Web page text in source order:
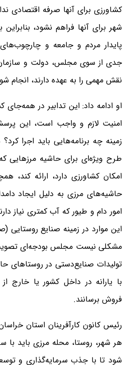
کشاورزی برای آنها صرفه اقتصادی
شهر برای آنها فراهم نشود،
پایدار مردم و جامعه و
جدی از سوی مجلس، دولت و
نقش مهمی را به عهده دارند، انجام
او ادامه داد: این تدابیر در
امنیت لازم و واجب است، این
زمینه چه برنامه‌هایی باید اجرا
طرح ویژه‌ای برای حاشیه مرزهایی
امکان کشاورزی دارد، ارائه کند،
حاشیه‌های مرزی به دلیل ایجاد
امور دام و طیور که آب کمتری نیاز
این موارد در زمینه صنایع روستایی
مشکلی نیست مجلس بودجه‌ای
تولیدات صنایع‌دستی در روستاهای
با یارانه در داخل کشور یا خارج
فروش برسانند.
رئیس کانون کارآفرینان استان
هر شهر، روستا، محله مرزی باید با
شود تا با جذب سرمایه‌گذاری و